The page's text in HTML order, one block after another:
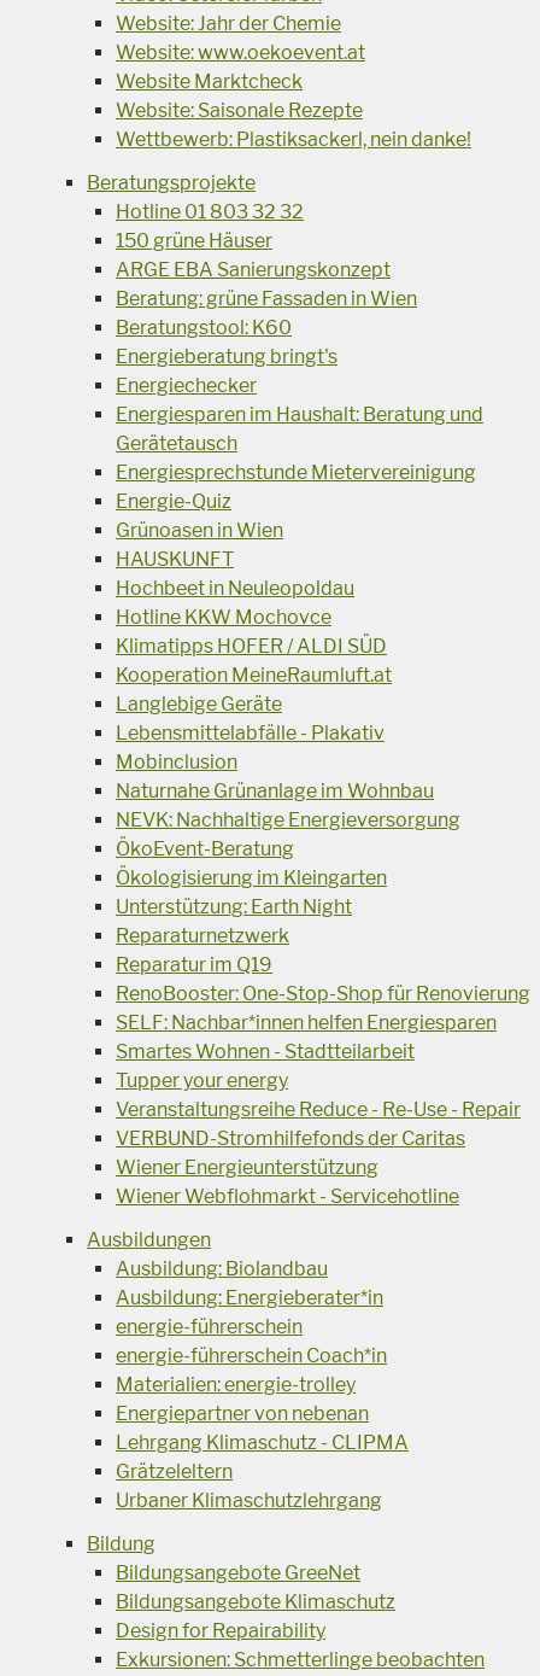
Website: Jahr der Chemie
Website: www.oekoevent.at
Website Marktcheck
Website: Saisonale Rezepte
Wettbewerb: Plastiksackerl, nein danke!
Beratungsprojekte
Hotline 01 803 32 32
150 grüne Häuser
ARGE EBA Sanierungskonzept
Beratung: grüne Fassaden in Wien
Beratungstool: K60
Energieberatung bringt's
Energiechecker
Energiesparen im Haushalt: Beratung und
Gerätetausch
Energiesprechstunde Mietervereinigung
Energie-Quiz
Grünoasen in Wien
HAUSKUNFT
Hochbeet in Neuleopoldau
Hotline KKW Mochovce
Klimatipps HOFER / ALDI SÜD
Kooperation MeineRaumluft.at
Langlebige Geräte
Lebensmittelabfälle - Plakativ
Mobinclusion
Naturnahe Grünanlage im Wohnbau
NEVK: Nachhaltige Energieversorgung
ÖkoEvent-Beratung
Ökologisierung im Kleingarten
Unterstützung: Earth Night
Reparaturnetzwerk
Reparatur im Q19
RenoBooster: One-Stop-Shop für Renovierung
SELF: Nachbar*innen helfen Energiesparen
Smartes Wohnen - Stadtteilarbeit
Tupper your energy
Veranstaltungsreihe Reduce - Re-Use - Repair
VERBUND-Stromhilfefonds der Caritas
Wiener Energieunterstützung
Wiener Webflohmarkt - Servicehotline
Ausbildungen
Ausbildung: Biolandbau
Ausbildung: Energieberater*in
energie-führerschein
energie-führerschein Coach*in
Materialien: energie-trolley
Energiepartner von nebenan
Lehrgang Klimaschutz - CLIPMA
Grätzeleltern
Urbaner Klimaschutzlehrgang
Bildung
Bildungsangebote GreeNet
Bildungsangebote Klimaschutz
Design for Repairability
Exkursionen: Schmetterlinge beobachten